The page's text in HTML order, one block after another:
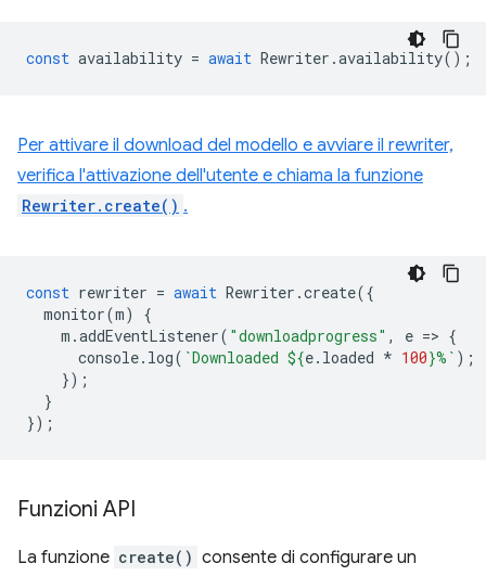
const availability = await Rewriter .availability();
Per attivare il download del modello e avviare il rewriter,
verifica l'attivazione dell'utente e chiama la funzione
Rewriter.create() .
const rewriter = await Rewriter .create({
monitor(m)
{
m .addEventListener( "downloadprogress" , e => {
console. log( `Downloaded ${e. loaded * 100}%` );
});
}
});
Funzioni API
La funzione create() consente di configurare un